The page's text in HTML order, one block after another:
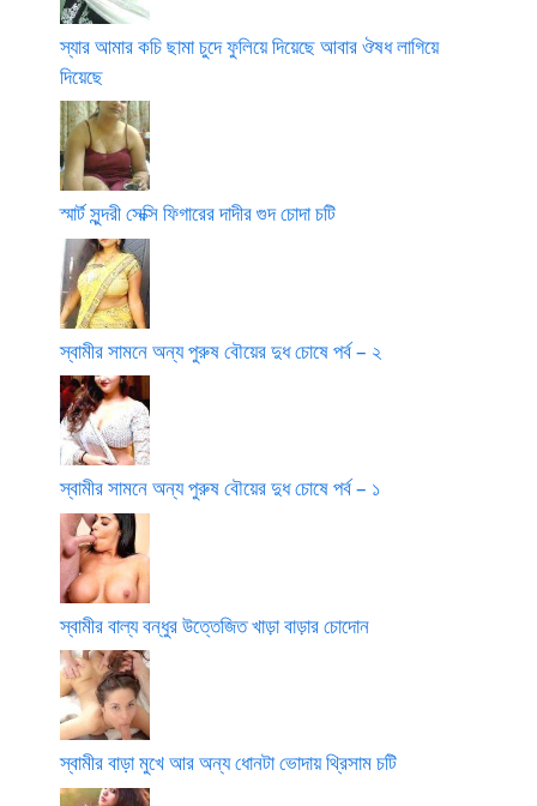
স্যার আমার কচি ছামা চুদে ফুলিয়ে দিয়েছে আবার ঔষধ লাগিয়ে
দিয়েছে
স্মার্ট সুন্দরী সেক্সি ফিগারের দাদীর গুদ চোদা চটি
স্বামীর সামনে অন্য পুরুষ বৌয়ের দুধ চোষে পর্ব – ২
স্বামীর সামনে অন্য পুরুষ বৌয়ের দুধ চোষে পর্ব – ১
স্বামীর বাল্য বন্ধুর উত্তেজিত খাড়া বাড়ার চোদোন
স্বামীর বাড়া মুখে আর অন্য ধোনটা ভোদায় থ্রিসাম চটি